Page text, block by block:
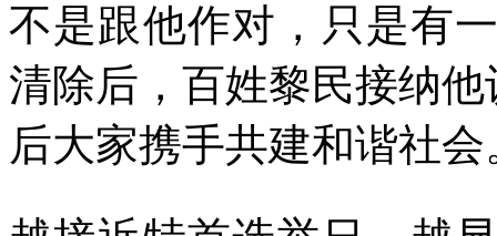
不是跟他作对，只是有
清除后，百姓黎民接纳
后大家携手共建和谐社会